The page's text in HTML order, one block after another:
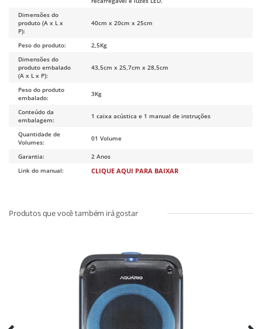
Dimensões do
produto (A x L x
P):
40cm x 20cm x 25cm
Peso do produto:
2,5Kg
Dimensões do
produto embalado
(A x L x P):
43,5cm x 25,7cm x 28,5cm
Peso do produto
embalado:
3Kg
Conteúdo da
embalagem:
1 caixa acústica e 1 manual de instruções
Quantidade de
Volumes:
01 Volume
Garantia:
2 Anos
Link do manual:
CLIQUE AQUI PARA BAIXAR